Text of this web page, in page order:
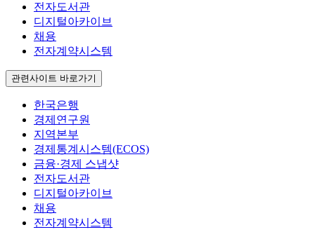
전자도서관
디지털아카이브
채용
전자계약시스템
관련사이트 바로가기
한국은행
경제연구원
지역본부
경제통계시스템(ECOS)
금융·경제 스냅샷
전자도서관
디지털아카이브
채용
전자계약시스템